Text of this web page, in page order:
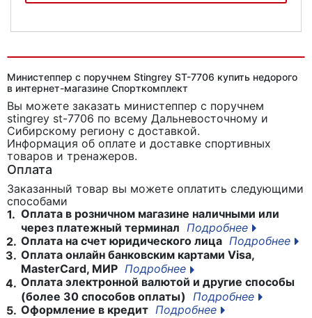
Министеппер с поручнем Stingrey ST-7706 купить недорого
в интернет-магазине Спорткомплект
Вы можете заказать министеппер с поручнем
stingrey st-7706 по всему Дальневосточному и
Сибирскому региону с доставкой.
Информация об оплате и доставке спортивных
товаров и тренажеров.
Оплата
Заказанный товар вы можете оплатить следующими
способами
1. Оплата в розничном магазине наличными или
через платежный терминал Подробнее
2. Оплата на счет юридического лица Подробнее
3. Оплата онлайн банковским картами Visa,
MasterCard, МИР Подробнее
4. Оплата электронной валютой и другие способы
(более 30 способов оплаты)
Подробнее
5. Оформление в кредит Подробнее